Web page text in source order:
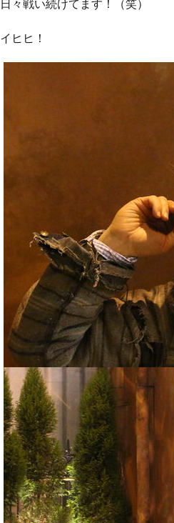
日々戦い続けてます！（笑）
イヒヒ！